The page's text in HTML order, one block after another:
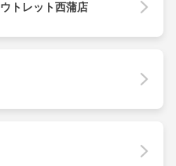
トレット西蒲店